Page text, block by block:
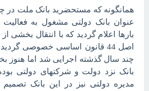
همانگونه که مستحضرید بانک ملت در
عنوان بانک دولتی مشغول به
بارها اعلام گردید که با انتقال بخشی
اصل 44 قانون اساسی خصوصی
چند سال گذشته اجرایی شد اما هنوز
بانک نزد دولت و شرکتهای دولتی
مدیره دولتی نیز در این بانک